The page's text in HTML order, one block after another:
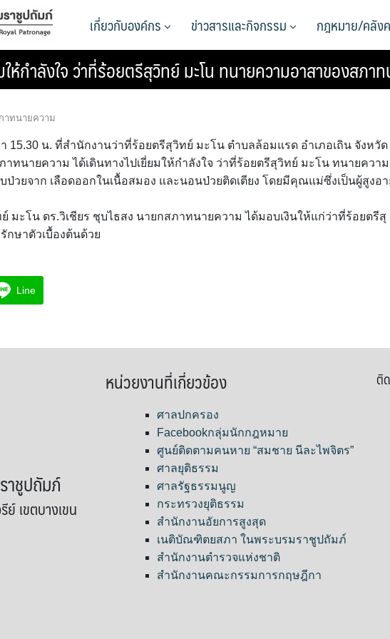
เกี่ยวกับองค์กร ข่าวสารและกิจกรรม กฎหมาย/คลัง
ห้กำลังใจ ว่าที่ร้อยตรีสุวิทย์ มะโน ทนายความอาสาของสภา
าทนายความ
15.30 น. ที่สำนักงานว่าที่ร้อยตรีสุวิทย์ มะโน ตำบลล้อมแรด อำเภอเถิน จังหวัด
าทนายความ ได้เดินทางไปเยี่ยมให้กำลังใจ ว่าที่ร้อยตรีสุวิทย์ มะโน ทนายความ
ป่วยจาก เลือดออกในเนื้อสมอง และนอนป่วยติดเตียง โดยมีคุณแม่ซึ่งเป็นผู้สูงอา
มะโน ดร.วิเชียร ชุบไธสง นายกสภาทนายความ ได้มอบเงินให้แก่ว่าที่ร้อยตรีสุ
กษาตัวเบื้องต้นด้วย
Line
าชูปถัมภ์
เขตบางเขน
หน่วยงานที่เกี่ยวข้อง
ศาลปกครอง
Facebookกลุ่มนักกฎหมาย
ศูนย์ติดตามคนหาย “สมชาย นีละไพจิตร”
ศาลยุติธรรม
ศาลรัฐธรรมนูญ
กระทรวงยุติธรรม
สำนักงานอัยการสูงสุด
เนติบัณฑิตยสภา ในพระบรมราชูปถัมภ์
สำนักงานตำรวจแห่งชาติ
สำนักงานคณะกรรมการกฤษฎีกา
ติ